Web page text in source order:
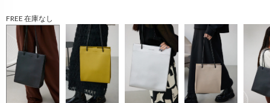
FREE 在庫なし